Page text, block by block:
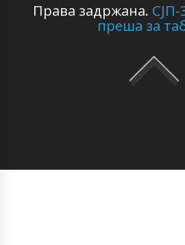
Права задржана.
преша за